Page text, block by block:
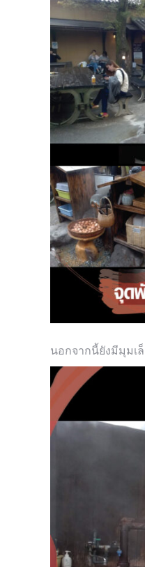
นอกจากนี้ยังมีมุมเ